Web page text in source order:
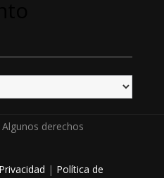
derechos
| Política de